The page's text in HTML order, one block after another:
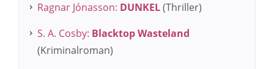
Ragnar Jónasson: DUNKEL(Thriller)
S. A. Cosby: Blacktop Wasteland
(Kriminalroman)